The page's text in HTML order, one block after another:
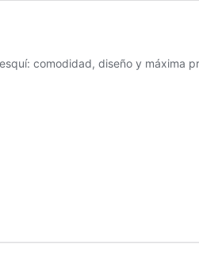
comodidad, diseño y máxima